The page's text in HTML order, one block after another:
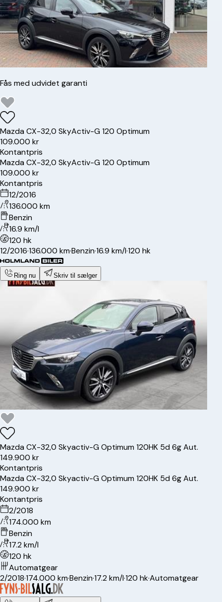
Fås med udvidet garanti
MazdaCX-32,0 SkyActiv-G 120 Optimum
109.000 kr
Kontantpris
MazdaCX-32,0 SkyActiv-G 120 Optimum
109.000 kr
Kontantpris
12/2016
136.000 km
Benzin
16.9 km/l
120 hk
12/2016·136.000 km·Benzin·16.9 km/l·120 hk
Ring nu Skriv til sælger
MazdaCX-32,0 Skyactiv-G Optimum 120HK 5d 6g Aut.
149.900 kr
Kontantpris
MazdaCX-32,0 Skyactiv-G Optimum 120HK 5d 6g Aut.
149.900 kr
Kontantpris
2/2018
174.000 km
Benzin
17.2 km/l
120 hk
Automatgear
2/2018·174.000 km·Benzin·17.2 km/l·120 hk·Automatgear